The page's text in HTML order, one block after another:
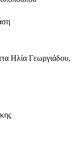
Ηλία Γεωργιάδου,